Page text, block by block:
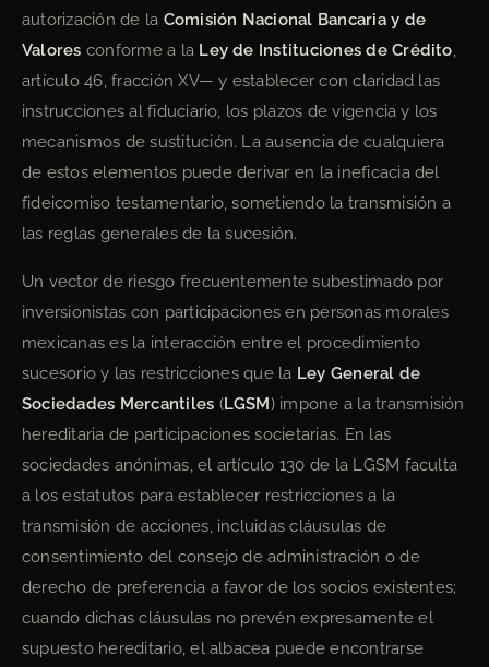
autorización de la Comisión Nacional Bancaria y de
Valores conforme a la Ley de Instituciones de Crédito,
artículo 46, fracción XV— y establecer con claridad las
instrucciones al fiduciario, los plazos de vigencia y los
mecanismos de sustitución. La ausencia de cualquiera
de estos elementos puede derivar en la ineficacia del
fideicomiso testamentario, sometiendo la transmisión a
las reglas generales de la sucesión.
Un vector de riesgo frecuentemente subestimado por
inversionistas con participaciones en personas morales
mexicanas es la interacción entre el procedimiento
sucesorio y las restricciones que la Ley General de
Sociedades Mercantiles (LGSM) impone a la transmisión
hereditaria de participaciones societarias. En las
sociedades anónimas, el artículo 130 de la LGSM faculta
a los estatutos para establecer restricciones a la
transmisión de acciones, incluidas cláusulas de
consentimiento del consejo de administración o de
derecho de preferencia a favor de los socios existentes;
cuando dichas cláusulas no prevén expresamente el
supuesto hereditario, el albacea puede encontrarse